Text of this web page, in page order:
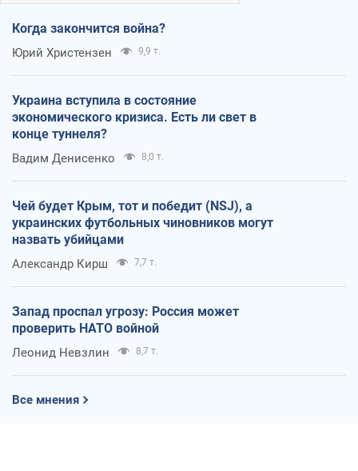
Когда закончится война?
Юрий Христензен 9,9 т.
Украина вступила в состояние
экономического кризиса. Есть ли свет в
конце туннеля?
Вадим Денисенко 8,0 т.
Чей будет Крым, тот и победит (NSJ), а
украинских футбольных чиновников могут
назвать убийцами
Александр Кирш 7,7 т.
Запад проспал угрозу: Россия может
проверить НАТО войной
Леонид Невзлин 8,7 т.
Все мнения